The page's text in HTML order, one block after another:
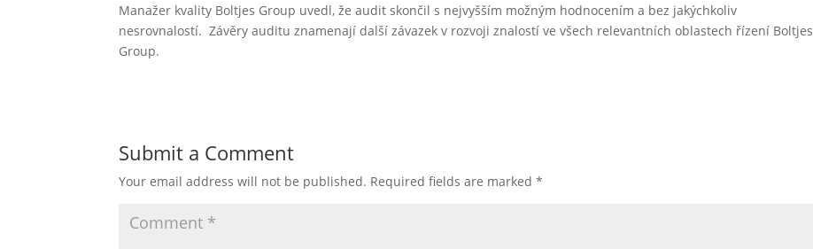
Manažer kvality Boltjes Group uvedl, že audit skončil s nejvyšším možným hodnocením a bez jakýchkoliv
nesrovnalostí. Závěry auditu znamenají další závazek v rozvoji znalostí ve všech relevantních oblastech řízení Boltjes
Group.
Submit a Comment
Your email address will not be published. Required fields are marked*